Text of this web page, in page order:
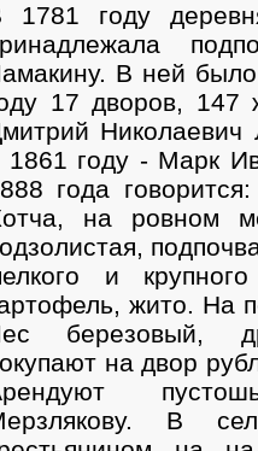
1781 году
В ней
17 дворов, 147
Николаевич
1861 году - Марк
года
на ровном
и
жито. На
березовый,
на двор
В